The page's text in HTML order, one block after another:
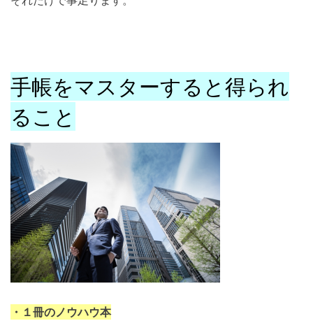
手帳をマスターすると得られ
ること
・１冊のノウハウ本